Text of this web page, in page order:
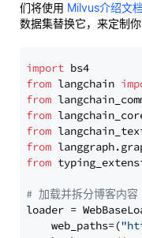
们将使用 Milvus介绍文档
数据集替换它，来定制你
import
from langchain
from
from
from
from
from
# 加载并拆分博客内容
loader =
    web_paths=(